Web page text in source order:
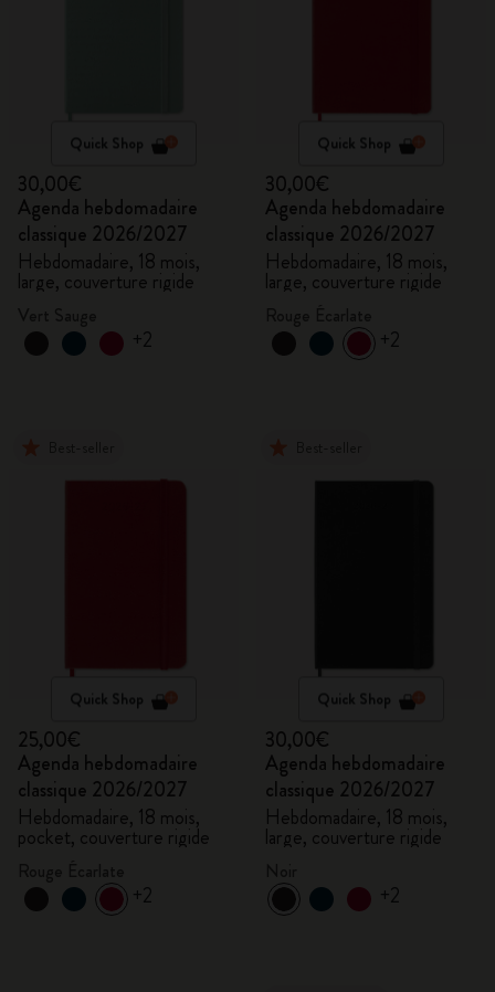
Quick Shop
30,00€
Agenda hebdomadaire
classique 2026/2027
Hebdomadaire, 18 mois,
large, couverture rigide
+2
Quick Shop
30,00€
Agenda hebdomadaire
classique 2026/2027
Hebdomadaire, 18 mois,
large, couverture rigide
+2
Quick Shop
25,00€
Agenda hebdomadaire
classique 2026/2027
Hebdomadaire, 18 mois,
pocket, couverture rigide
+2
Quick Shop
30,00€
Agenda hebdomadaire
classique 2026/2027
Hebdomadaire, 18 mois,
large, couverture rigide
+2